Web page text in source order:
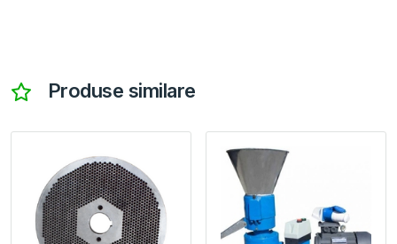
Produse similare